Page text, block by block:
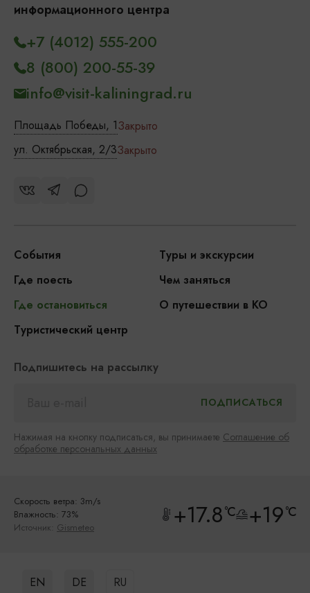
информационного центра
Площадь Победы, 1Закрыто
ул. Октябрьская, 2/3Закрыто
+7 (4012) 555-200
8 (800) 200-55-39
info@visit-kaliningrad.ru
События
Туры и экскурсии
Где поесть
Чем заняться
Где остановиться
О путешествии в КО
Туристический центр
Подпишитесь на рассылку
Нажимая на кнопку подписаться, вы принимаете Соглашение об
обработке персональных данных
Скорость ветра: 3m/s
Влажность: 73%
Источник: Gismeteo +17.8°C +19°C
EN DE RU